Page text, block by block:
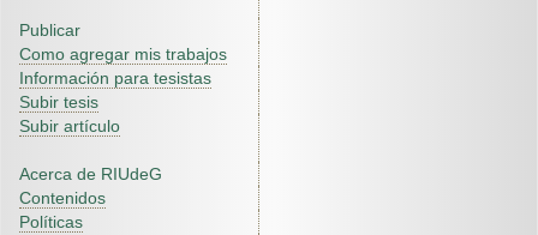
Publicar
Como agregar mis trabajos
Información para tesistas
Subir tesis
Subir artículo
Acerca de RIUdeG
Contenidos
Políticas